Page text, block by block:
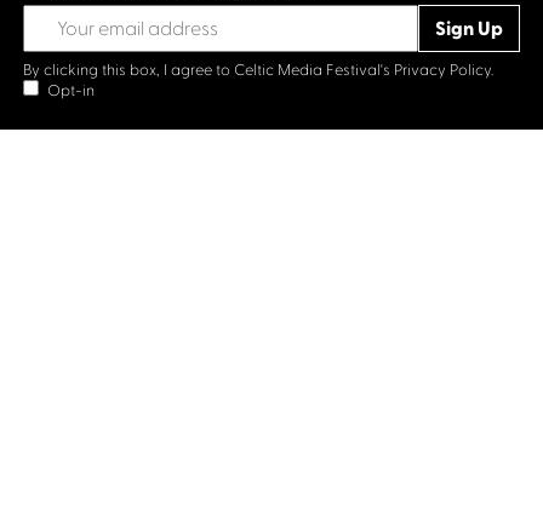
By clicking this box, I agree to Celtic Media Festival's Privacy Policy.
Opt-in